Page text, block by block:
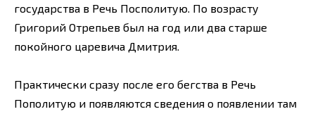
государства в Речь Посполитую. По возрасту
Григорий Отрепьев был на год или два старше
покойного царевича Дмитрия.
Практически сразу после его бегства в Речь
Пополитую и появляются сведения о появлении там